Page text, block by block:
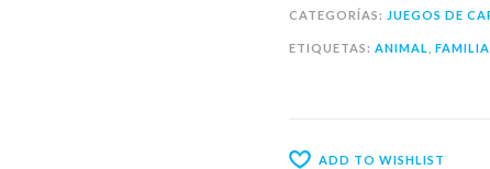
CATEGORÍAS: JUEGOS DE
ETIQUETAS: ANIMAL FAMILIA
ADD TO WISHLIST